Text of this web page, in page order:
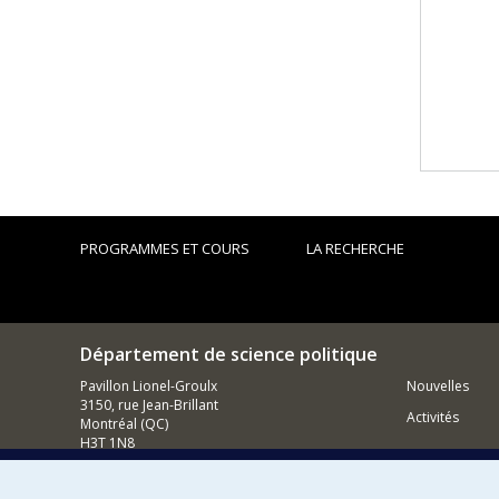
PROGRAMMES ET COURS LA RECHERCHE
Département de science politique
Pavillon Lionel-Groulx
3150, rue Jean-Brillant
Montréal (QC)
H3T 1N8
Nouvelles
Activités